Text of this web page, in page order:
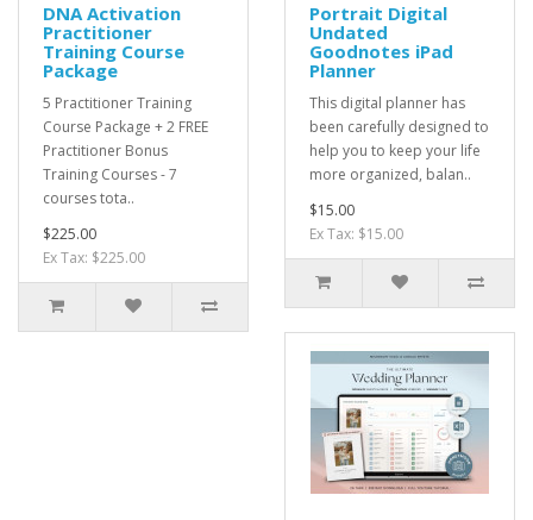
DNA Activation
Practitioner
Training Course
Package
5 Practitioner Training
Course Package + 2 FREE
Practitioner Bonus
Training Courses - 7
courses tota..
$225.00
Ex Tax: $225.00
Portrait Digital
Undated
Goodnotes iPad
Planner
This digital planner has
been carefully designed to
help you to keep your life
more organized, balan..
$15.00
Ex Tax: $15.00